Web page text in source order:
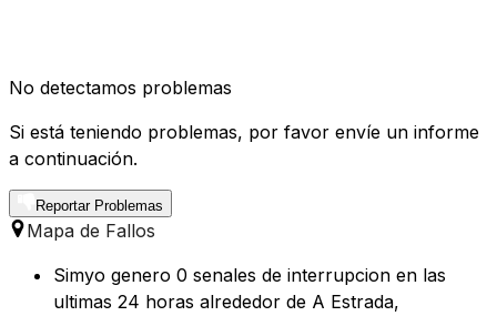
No detectamos problemas
Si está teniendo problemas, por favor envíe un informe
a continuación.
Reportar Problemas
Mapa de Fallos
Simyo genero 0 senales de interrupcion en las
ultimas 24 horas alrededor de A Estrada,